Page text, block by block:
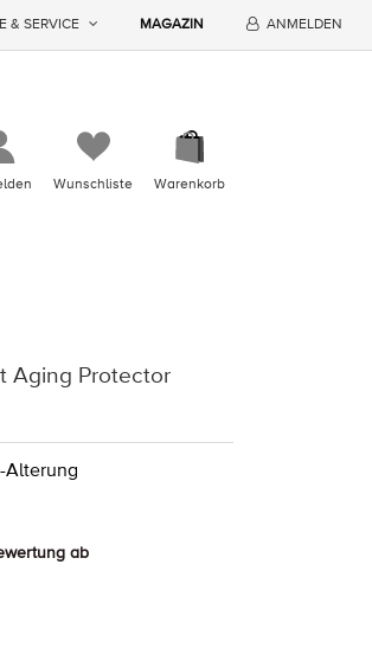
& SERVICE MAGAZIN ANMELDEN
Wunschliste Warenkorb
Aging Protector
Alterung
ab